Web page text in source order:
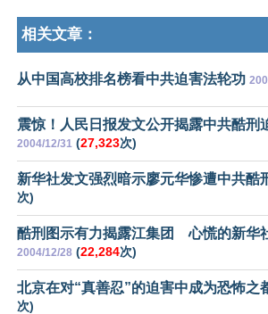
相关文章：
从中国高校排名榜看中共迫害法轮功
震惊！人民日报发文公开揭露中共酷刑
2004/12/31 (27,323次)
新华社发文强烈暗示廖元华惨遭中共酷
次)
酷刑图示有力揭露江集团 心慌的新华
2004/12/28 (22,284次)
北京在对“真善忍”的迫害中成为恐怖之
次)